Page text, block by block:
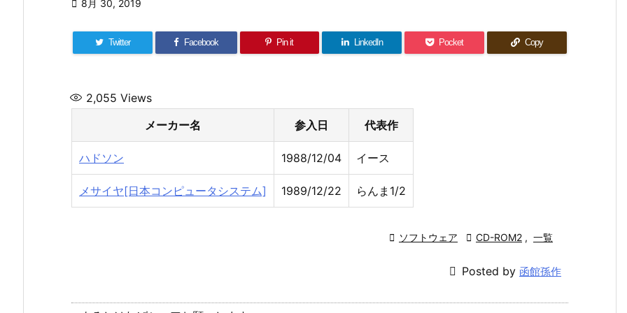
 8月 30, 2019
Twitter Facebook Pin it LinkedIn Pocket Copy
2,055 Views
メーカー名
参入日 代表作
ハドソン 1988/12/04 イース
メサイヤ[日本コンピュータシステム] 1989/12/22 らんま1/2
 ソフトウェア  CD-ROM2 , 一覧
 Posted by 函館孫作